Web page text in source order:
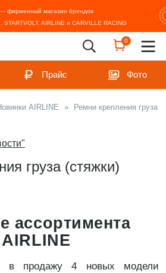
магазин брендов
STARTVOLT, AIRLINE и CARVILLE RACING
0
Прайс Фото
AIRLINE »
Ремни крепления груза
груза (стяжки)
ассортимента
в продажу 4 новых модели